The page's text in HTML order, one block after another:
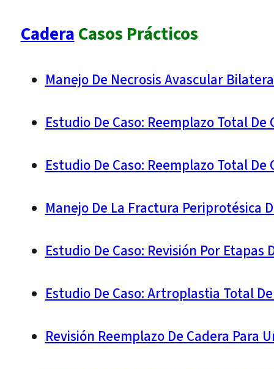
CaderaCasos Prácticos
Manejo De Necrosis Avascular
Estudio De Caso: Reemplazo Total
Estudio De Caso: Reemplazo Total
Manejo De La Fractura Periprotésica
Estudio De Caso: Revisión Por
Estudio De Caso: Artroplastia Total
Revisión Reemplazo De Cadera Para